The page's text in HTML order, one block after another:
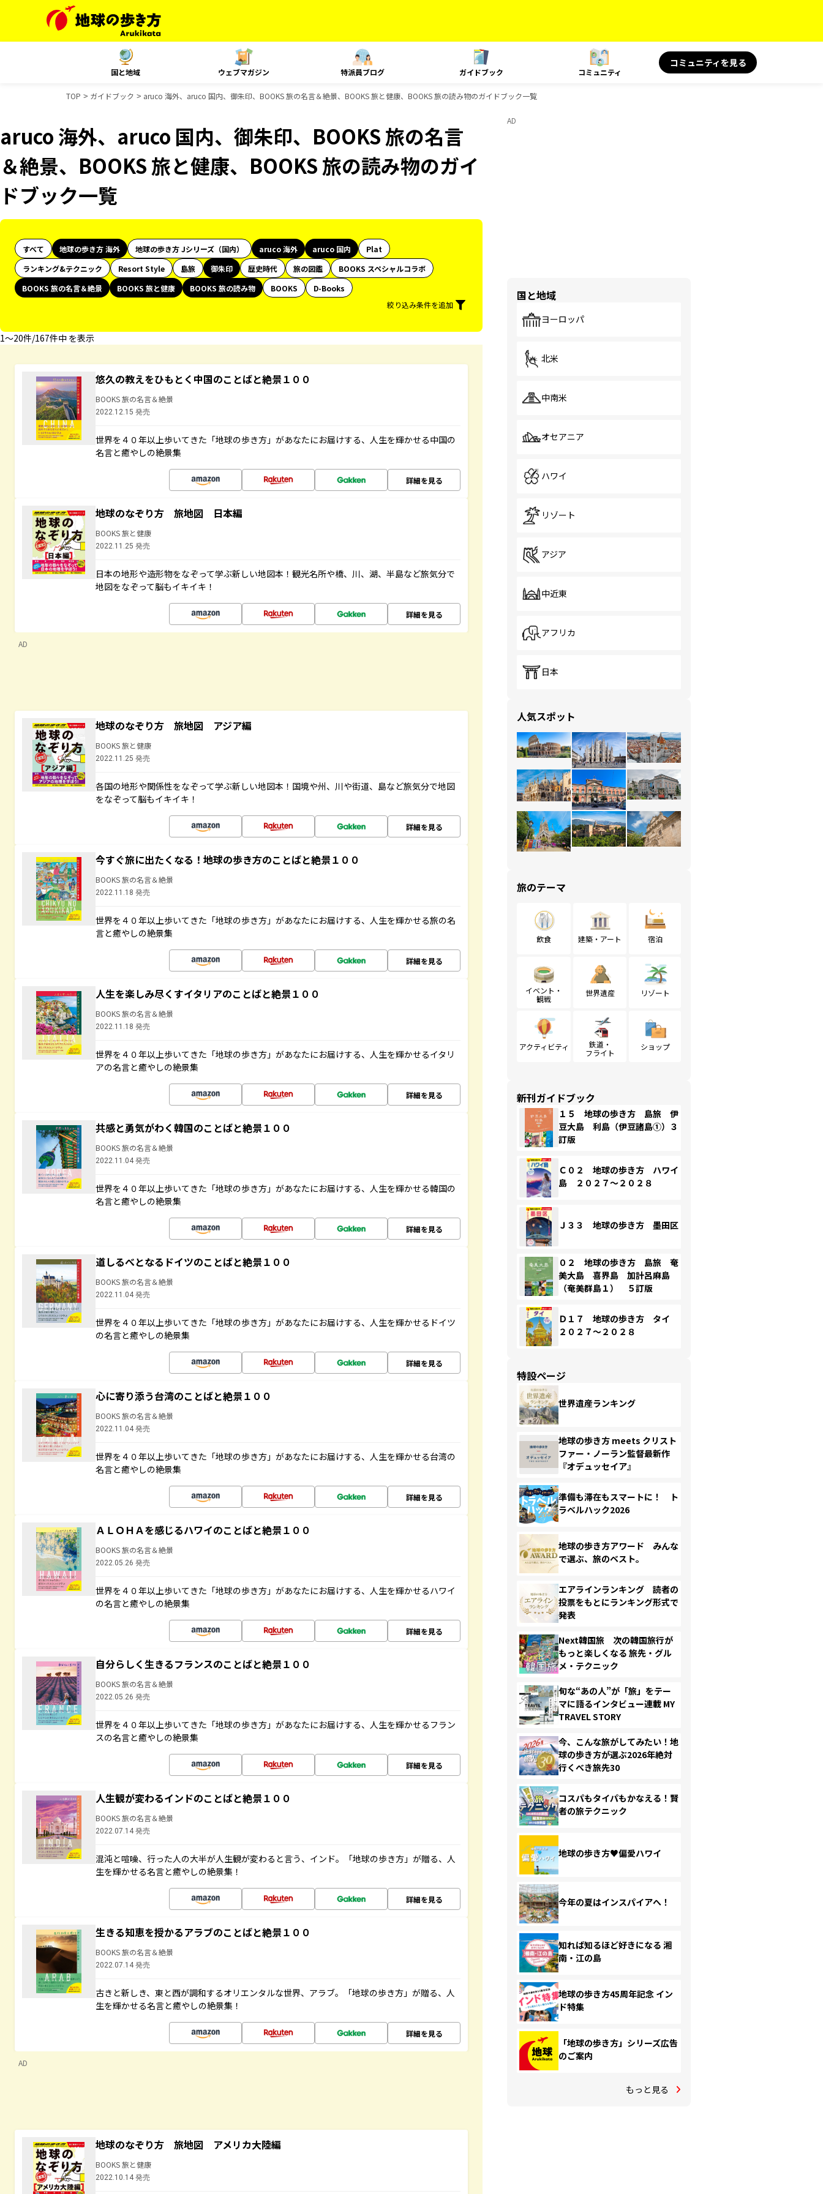
国と地域 ウェブマガジン 特派員ブログ ガイドブック コミュニティ
コミュニティを見る
TOP ガイドブック aruco 海外、aruco 国内、御朱印、BOOKS 旅の名言＆絶景、BOOKS 旅と健康、BOOKS 旅の読み物のガイドブック一覧
aruco 海外、aruco 国内、御朱印、BOOKS 旅の名言
＆絶景、BOOKS 旅と健康、BOOKS 旅の読み物のガイ
ドブック一覧
すべて 地球の歩き方 海外 地球の歩き方 Jシリーズ（国内） aruco 海外 aruco 国内
Plat
ランキング&テクニック
Resort Style 島旅 御朱印 歴史時代 旅の図鑑
BOOKS スペシャルコラボ
BOOKS 旅の名言＆絶景
BOOKS 旅と健康 BOOKS 旅の読み物 BOOKS
D-Books
絞り込み条件を追加
1〜20件/167件中 を表示
悠久の教えをひもとく中国のことばと絶景１００
BOOKS 旅の名言＆絶景
2022.12.15 発売
世界を４０年以上歩いてきた「地球の歩き方」があなたにお届けする、人生を輝かせる中国の
名言と癒やしの絶景集
詳細を見る
地球のなぞり方 旅地図 日本編
BOOKS 旅と健康
2022.11.25 発売
日本の地形や造形物をなぞって学ぶ新しい地図本！観光名所や橋、川、湖、半島など旅気分で
地図をなぞって脳もイキイキ！
詳細を見る
AD
地球のなぞり方 旅地図 アジア編
BOOKS 旅と健康
2022.11.25 発売
各国の地形や関係性をなぞって学ぶ新しい地図本！国境や州、川や街道、島など旅気分で地図
をなぞって脳もイキイキ！
詳細を見る
今すぐ旅に出たくなる！地球の歩き方のことばと絶景１００
BOOKS 旅の名言＆絶景
2022.11.18 発売
世界を４０年以上歩いてきた「地球の歩き方」があなたにお届けする、人生を輝かせる旅の名
言と癒やしの絶景集
詳細を見る
人生を楽しみ尽くすイタリアのことばと絶景１００
BOOKS 旅の名言＆絶景
2022.11.18 発売
世界を４０年以上歩いてきた「地球の歩き方」があなたにお届けする、人生を輝かせるイタリ
アの名言と癒やしの絶景集
詳細を見る
共感と勇気がわく韓国のことばと絶景１００
BOOKS 旅の名言＆絶景
2022.11.04 発売
世界を４０年以上歩いてきた「地球の歩き方」があなたにお届けする、人生を輝かせる韓国の
名言と癒やしの絶景集
詳細を見る
道しるべとなるドイツのことばと絶景１００
BOOKS 旅の名言＆絶景
2022.11.04 発売
世界を４０年以上歩いてきた「地球の歩き方」があなたにお届けする、人生を輝かせるドイツ
の名言と癒やしの絶景集
詳細を見る
心に寄り添う台湾のことばと絶景１００
BOOKS 旅の名言＆絶景
2022.11.04 発売
世界を４０年以上歩いてきた「地球の歩き方」があなたにお届けする、人生を輝かせる台湾の
名言と癒やしの絶景集
詳細を見る
ＡＬＯＨＡを感じるハワイのことばと絶景１００
BOOKS 旅の名言＆絶景
2022.05.26 発売
世界を４０年以上歩いてきた「地球の歩き方」があなたにお届けする、人生を輝かせるハワイ
の名言と癒やしの絶景集
詳細を見る
自分らしく生きるフランスのことばと絶景１００
BOOKS 旅の名言＆絶景
2022.05.26 発売
世界を４０年以上歩いてきた「地球の歩き方」があなたにお届けする、人生を輝かせるフラン
スの名言と癒やしの絶景集
詳細を見る
人生観が変わるインドのことばと絶景１００
BOOKS 旅の名言＆絶景
2022.07.14 発売
混沌と喧噪、行った人の大半が人生観が変わると言う、インド。「地球の歩き方」が贈る、人
生を輝かせる名言と癒やしの絶景集！
詳細を見る
生きる知恵を授かるアラブのことばと絶景１００
BOOKS 旅の名言＆絶景
2022.07.14 発売
古きと新しき、東と西が調和するオリエンタルな世界、アラブ。「地球の歩き方」が贈る、人
生を輝かせる名言と癒やしの絶景集！
詳細を見る
AD
地球のなぞり方 旅地図 アメリカ大陸編
BOOKS 旅と健康
2022.10.14 発売
AD
国と地域
ヨーロッパ
北米
中南米
オセアニア
ハワイ
リゾート
アジア
中近東
アフリカ
日本
人気スポット
旅のテーマ
飲食 建築・アート 宿泊
イベント・
観戦
世界遺産 リゾート
アクティビティ
鉄道・
フライト
ショップ
新刊ガイドブック
１５ 地球の歩き方 島旅 伊
豆大島 利島（伊豆諸島①）３
訂版
Ｃ０２ 地球の歩き方 ハワイ
島 ２０２７～２０２８
Ｊ３３ 地球の歩き方 墨田区
０２ 地球の歩き方 島旅 奄
美大島 喜界島 加計呂麻島
（奄美群島１） ５訂版
Ｄ１７ 地球の歩き方 タイ
２０２７～２０２８
特設ページ
世界遺産ランキング
地球の歩き方 meets クリスト
ファー・ノーラン監督最新作
『オデュッセイア』
準備も滞在もスマートに！ ト
ラベルハック2026
地球の歩き方アワード みんな
で選ぶ、旅のベスト。
エアラインランキング 読者の
投票をもとにランキング形式で
発表
Next韓国旅 次の韓国旅行が
もっと楽しくなる 旅先・グル
メ・テクニック
旬な“あの人”が「旅」をテー
マに語るインタビュー連載 MY
TRAVEL STORY
今、こんな旅がしてみたい！地
球の歩き方が選ぶ2026年絶対
行くべき旅先30
コスパもタイパもかなえる！賢
者の旅テクニック
地球の歩き方♥偏愛ハワイ
今年の夏はインスパイアへ！
知れば知るほど好きになる 湘
南・江の島
地球の歩き方45周年記念 イン
ド特集
「地球の歩き方」シリーズ広告
のご案内
もっと見る